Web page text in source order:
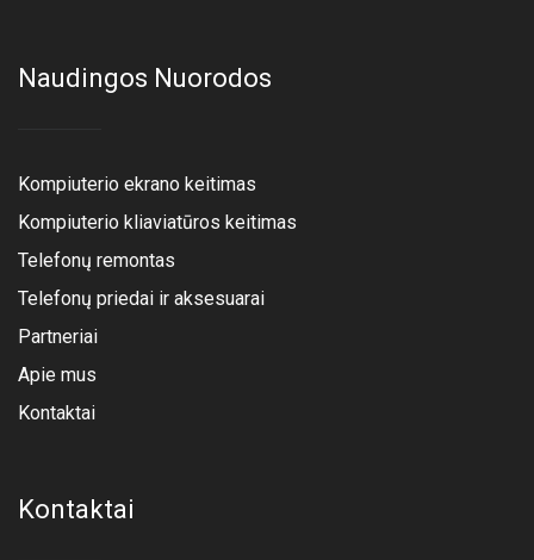
Naudingos Nuorodos
Kompiuterio ekrano keitimas
Kompiuterio kliaviatūros keitimas
Telefonų remontas
Telefonų priedai ir aksesuarai
Partneriai
Apie mus
Kontaktai
Kontaktai